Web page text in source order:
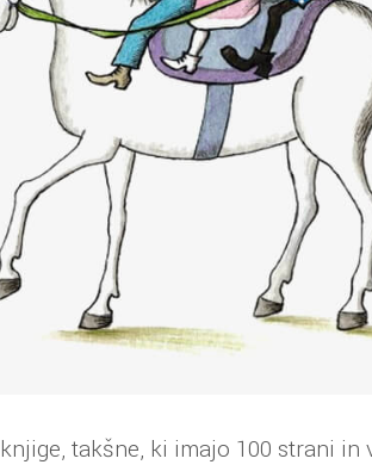
takšne, ki imajo 100 strani